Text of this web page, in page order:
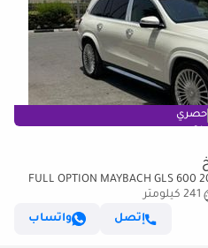
حصري
241 كيلومتر
إتصل
واتساب